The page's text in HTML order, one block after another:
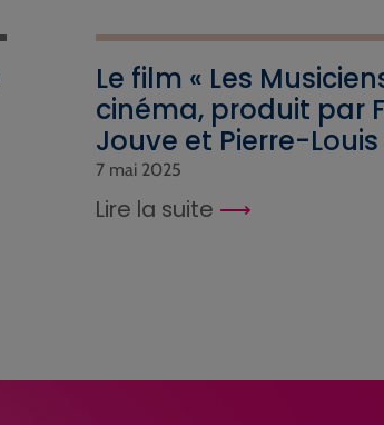
Le film « Les
cinéma, produit par
Jouve et Pierre-
7 mai 2025
Lire la suite